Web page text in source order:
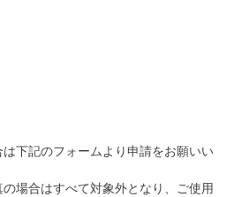
下記のフォームより申請をお願いい
場合はすべて対象外となり、ご使用